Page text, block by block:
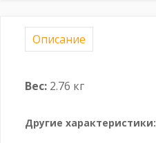
Описание
Вес: 2.76 кг
Другие характеристики: